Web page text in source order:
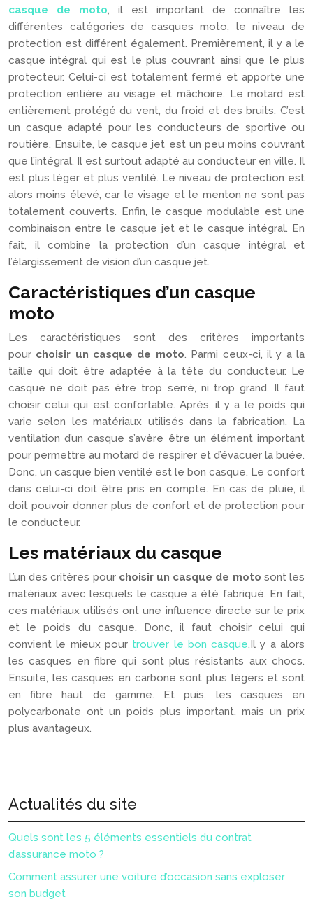
casque de moto, il est important de connaître les
différentes catégories de casques moto, le niveau de
protection est différent également. Premièrement, il y a le
casque intégral qui est le plus couvrant ainsi que le plus
protecteur. Celui-ci est totalement fermé et apporte une
protection entière au visage et mâchoire. Le motard est
entièrement protégé du vent, du froid et des bruits. C’est
un casque adapté pour les conducteurs de sportive ou
routière. Ensuite, le casque jet est un peu moins couvrant
que l’intégral. Il est surtout adapté au conducteur en ville. Il
est plus léger et plus ventilé. Le niveau de protection est
alors moins élevé, car le visage et le menton ne sont pas
totalement couverts. Enfin, le casque modulable est une
combinaison entre le casque jet et le casque intégral. En
fait, il combine la protection d’un casque intégral et
l’élargissement de vision d’un casque jet.
Caractéristiques d’un casque
moto
Les caractéristiques sont des critères importants
pour choisir un casque de moto. Parmi ceux-ci, il y a la
taille qui doit être adaptée à la tête du conducteur. Le
casque ne doit pas être trop serré, ni trop grand. Il faut
choisir celui qui est confortable. Après, il y a le poids qui
varie selon les matériaux utilisés dans la fabrication. La
ventilation d’un casque s’avère être un élément important
pour permettre au motard de respirer et d’évacuer la buée.
Donc, un casque bien ventilé est le bon casque. Le confort
dans celui-ci doit être pris en compte. En cas de pluie, il
doit pouvoir donner plus de confort et de protection pour
le conducteur.
Les matériaux du casque
L’un des critères pour choisir un casque de moto sont les
matériaux avec lesquels le casque a été fabriqué. En fait,
ces matériaux utilisés ont une influence directe sur le prix
et le poids du casque. Donc, il faut choisir celui qui
convient le mieux pour trouver le bon casque.Il y a alors
les casques en fibre qui sont plus résistants aux chocs.
Ensuite, les casques en carbone sont plus légers et sont
en fibre haut de gamme. Et puis, les casques en
polycarbonate ont un poids plus important, mais un prix
plus avantageux.
Actualités du site
Quels sont les 5 éléments essentiels du contrat
d’assurance moto ?
Comment assurer une voiture d’occasion sans exploser
son budget